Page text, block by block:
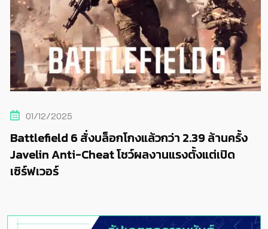
01/12/2025
Battlefield 6 สั่งบล็อกโกงแล้วกว่า 2.39 ล้านครั้ง
Javelin Anti-Cheat โชว์ผลงานแรงตั้งแต่เปิด
เซิร์ฟเวอร์